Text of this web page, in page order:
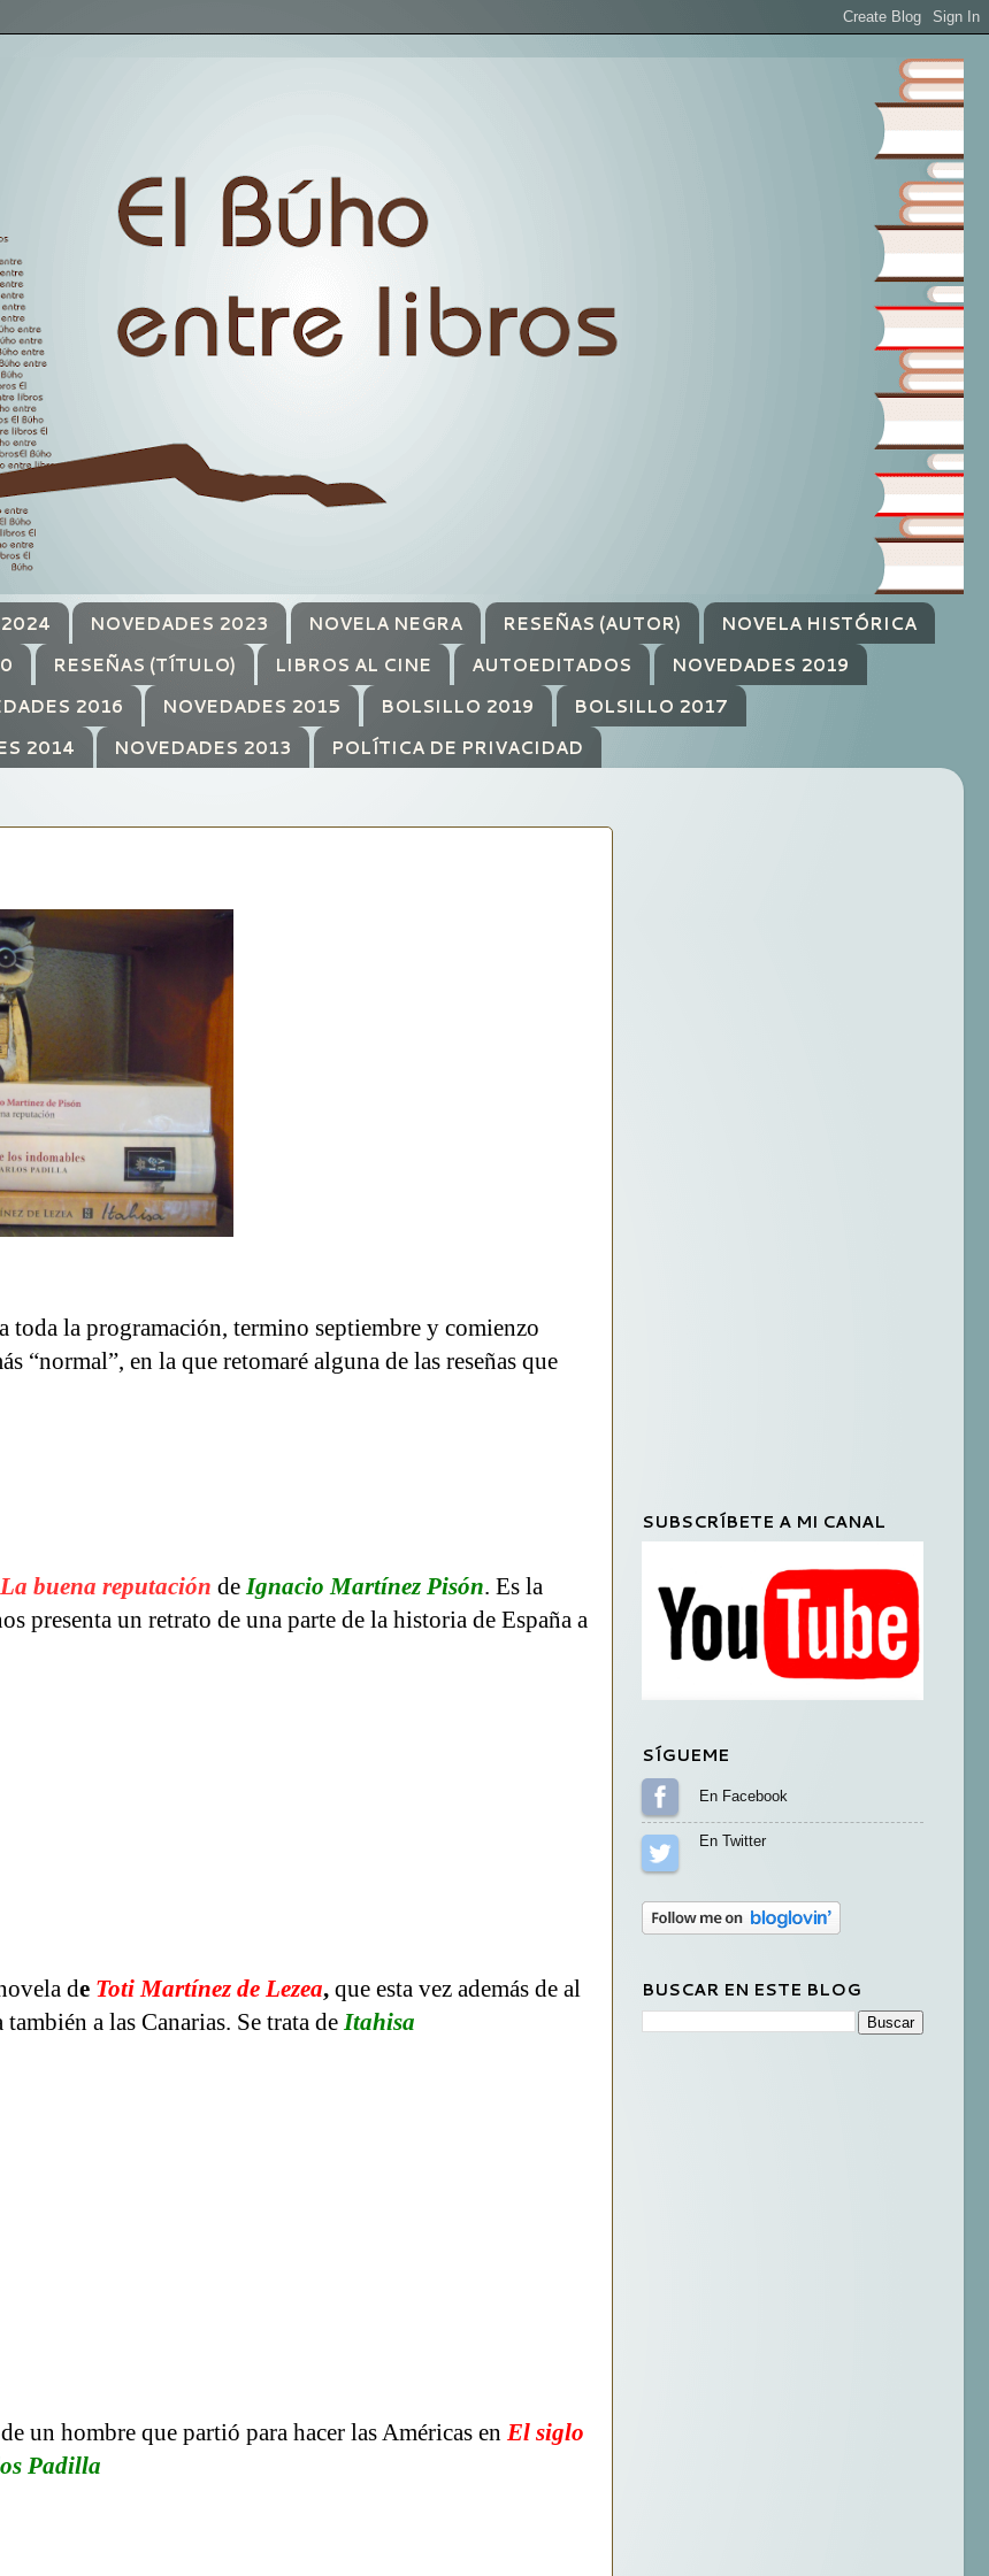
2024 NOVEDADES 2023 NOVELA NEGRA RESEÑAS (AUTOR)
NOVELA HISTÓRICA
RESEÑAS (TÍTULO) LIBROS AL CINE AUTOEDITADOS
NOVEDADES 2019
2016 NOVEDADES 2015 BOLSILLO 2019
BOLSILLO 2017
2014 NOVEDADES 2013 POLÍTICA DE PRIVACIDAD
toda la programación, termino septiembre y comienzo
“normal”, en la que retomaré alguna de las reseñas que
La buena reputación de Ignacio Martínez Pisón. Es la
presenta un retrato de una parte de la historia de España a
de Toti Martínez de Lezea,que esta vez además de al
también a las Canarias. Se trata deItahisa
un hombre que partió para hacer las Américas en El siglo
Padilla
SUBSCRÍBETE A MI CANAL
SÍGUEME
Sígueme en Facebook
BUSCAR EN ESTE BLOG